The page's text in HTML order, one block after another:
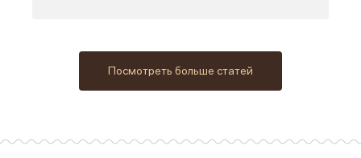
Посмотреть больше статей